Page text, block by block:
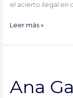
el acierto ilegal en
Leer más »
Ana
Por
amor